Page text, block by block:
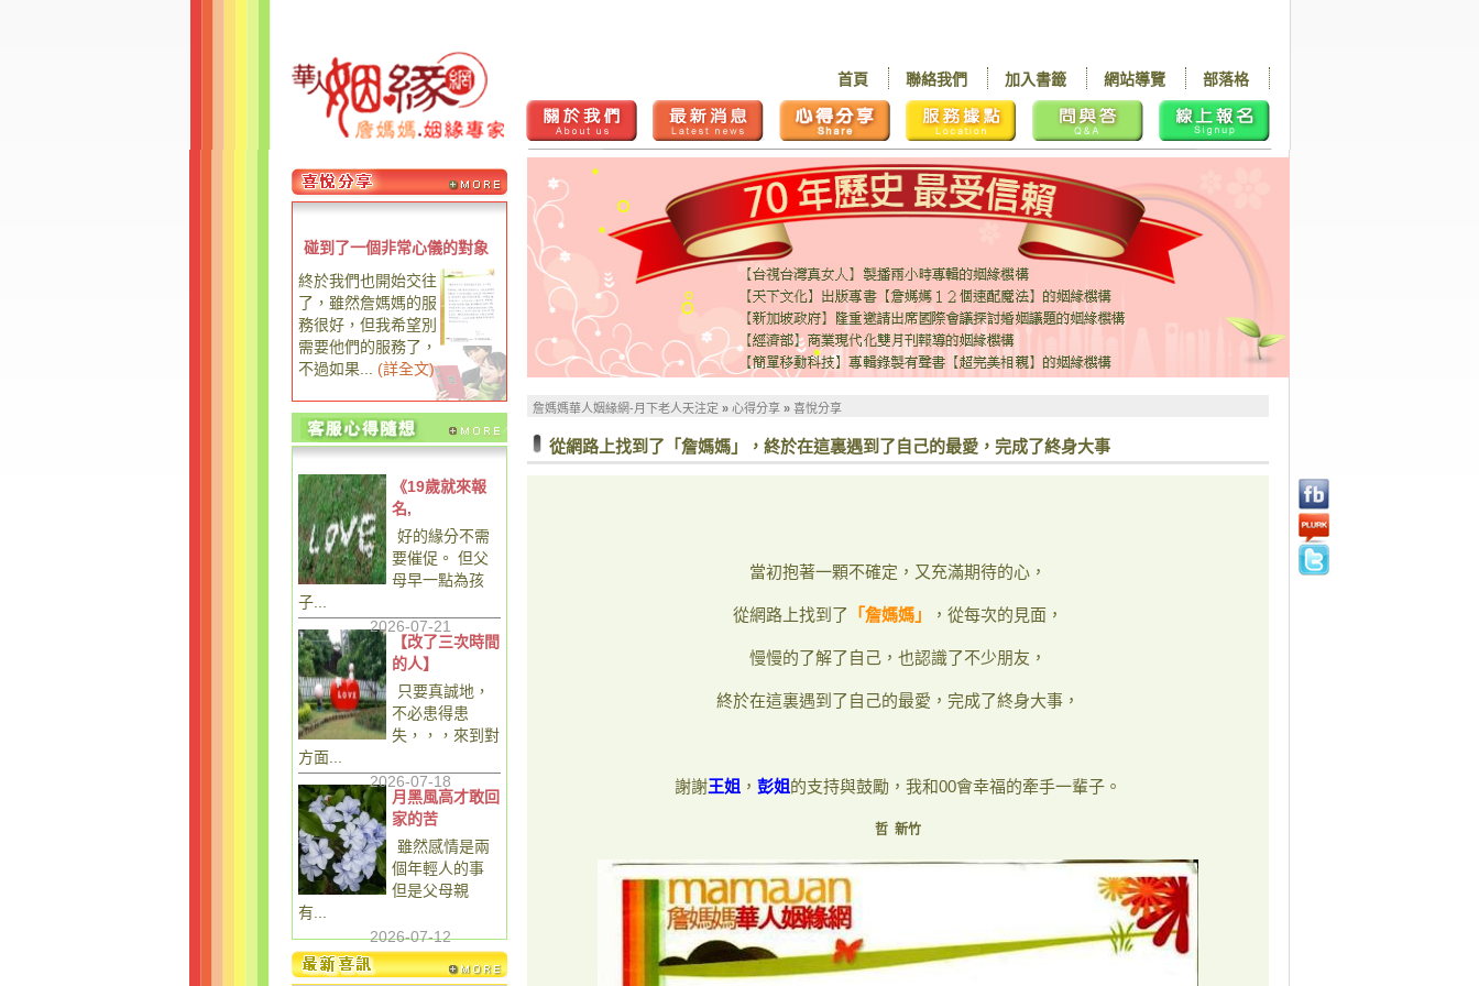
部落格
網站導覽
加入書籤
聯絡我們
首頁
碰到了一個非常心儀的對象
終於我們也開始交往
了，雖然詹媽媽的服
務很好，但我希望別
需要他們的服務了，
不過如果...
(詳全文)
《19歲就來報
名,
好的緣分不需
要催促。 但父
母早一點為孩
子...
2026-07-21
【改了三次時間
的人】
只要真誠地，
不必患得患
失，，，來到對
方面...
2026-07-18
月黑風高才敢回
家的苦
雖然感情是兩
個年輕人的事
但是父母親
有...
2026-07-12
詹媽媽華人姻緣網-月下老人天注定 » 心得分享 » 喜悅分享
從網路上找到了「詹媽媽」，終於在這裏遇到了自己的最愛，完成了終身大事
當初抱著一顆不確定，又充滿期待的心，
從網路上找到了 「詹媽媽」 ，從每次的見面，
慢慢的了解了自己，也認識了不少朋友，
終於在這裏遇到了自己的最愛，完成了終身大事，
謝謝王姐 ， 彭姐的支持與鼓勵，我和00會幸福的牽手一輩子。
哲 新竹